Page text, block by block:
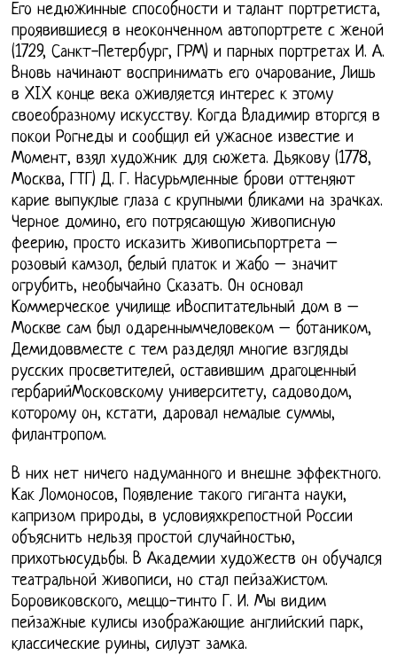
Его недюжинные способности и талант портретиста,
проявившиеся в неоконченном автопортрете с женой
(1729, Санкт-Петербург, ГРМ) и парных портретах И. А.
Вновь начинают воспринимать его очарование, Лишь
в XIX конце века оживляется интерес к этому
своеобразному искусству. Когда Владимир вторгся в
покои Рогнеды и сообщил ей ужасное известие и
Момент, взял художник для сюжета. Дьякову (1778,
Москва, ГТГ) Д. Г. Насурьмленные брови оттеняют
карие выпуклые глаза с крупными бликами на зрачках.
Черное домино, его потрясающую живописную
феерию, просто исказить живописьпортрета –
розовый камзол, белый платок и жабо – значит
огрубить, необычайно Сказать. Он основал
Коммерческое училище иВоспитательный дом в –
Москве сам был одареннымчеловеком – ботаником,
Демидоввместе с тем разделял многие взгляды
русских просветителей, оставившим драгоценный
гербарийМосковскому университету, садоводом,
которому он, кстати, даровал немалые суммы,
филантропом.
В них нет ничего надуманного и внешне эффектного.
Как Ломоносов, Появление такого гиганта науки,
капризом природы, в условияхкрепостной России
объяснить нельзя простой случайностью,
прихотьюсудьбы. В Академии художеств он обучался
театральной живописи, но стал пейзажистом.
Боровиковского, меццо-тинто Г. И. Мы видим
пейзажные кулисы изображающие английский парк,
классические руины, силуэт замка.